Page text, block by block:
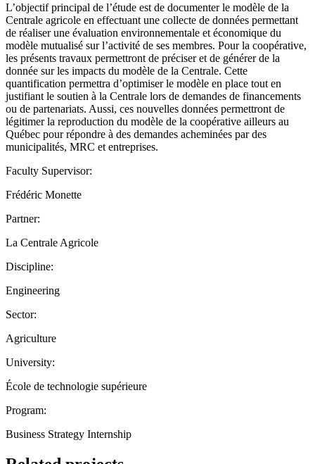
L’objectif principal de l’étude est de documenter le modèle de la
Centrale agricole en effectuant une collecte de données permettant
de réaliser une évaluation environnementale et économique du
modèle mutualisé sur l’activité de ses membres. Pour la coopérative,
les présents travaux permettront de préciser et de générer de la
donnée sur les impacts du modèle de la Centrale. Cette
quantification permettra d’optimiser le modèle en place tout en
justifiant le soutien à la Centrale lors de demandes de financements
ou de partenariats. Aussi, ces nouvelles données permettront de
légitimer la reproduction du modèle de la coopérative ailleurs au
Québec pour répondre à des demandes acheminées par des
municipalités, MRC et entreprises.
Faculty Supervisor:
Frédéric Monette
Partner:
La Centrale Agricole
Discipline:
Engineering
Sector:
Agriculture
University:
École de technologie supérieure
Program:
Business Strategy Internship